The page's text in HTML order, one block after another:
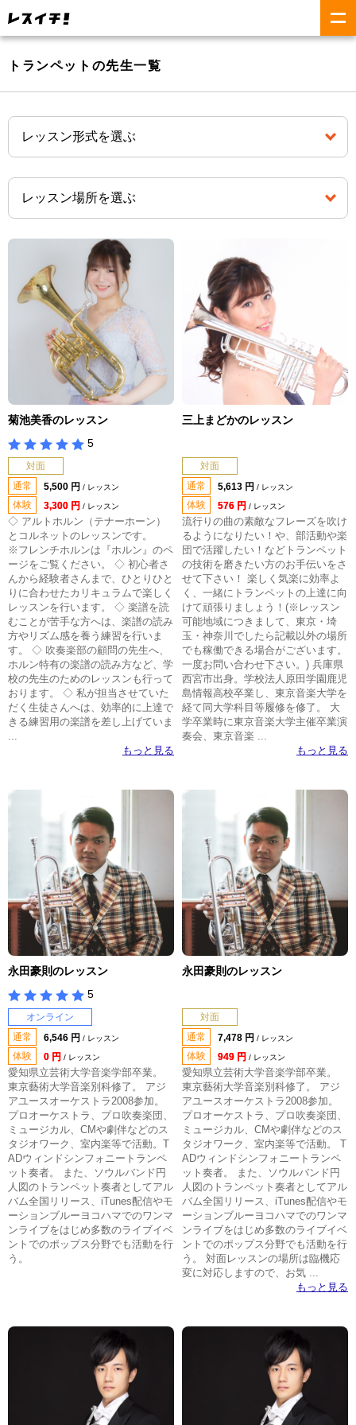
トランペットの先生一覧
菊池美香のレッスン
5
対面
通常
5,500 円 / レッスン
体験 3,300 円 / レッスン
◇ アルトホルン（テナーホーン）
とコルネットのレッスンです。
※フレンチホルンは『ホルン』のペ
ージをご覧ください。 ◇ 初心者さ
んから経験者さんまで、ひとりひと
りに合わせたカリキュラムで楽しく
レッスンを行います。 ◇ 楽譜を読
むことが苦手な方へは、楽譜の読み
方やリズム感を養う練習を行いま
す。 ◇ 吹奏楽部の顧問の先生へ、
ホルン特有の楽譜の読み方など、学
校の先生のためのレッスンも行って
おります。 ◇ 私が担当させていた
だく生徒さんへは、効率的に上達で
きる練習用の楽譜を差し上げていま
...
もっと見る
三上まどかのレッスン
対面
通常
5,613 円 / レッスン
体験 576 円 / レッスン
流行りの曲の素敵なフレーズを吹け
るようになりたい！や、部活動や楽
団で活躍したい！などトランペット
の技術を磨きたい方のお手伝いをさ
せて下さい！ 楽しく気楽に効率よ
く、一緒にトランペットの上達に向
けて頑張りましょう！(※レッスン
可能地域につきまして、東京・埼
玉・神奈川でしたら記載以外の場所
でも稼働できる場合がございます。
一度お問い合わせ下さい。) 兵庫県
⻄宮市出身。学校法人原田学園鹿児
島情報高校卒業し、東京音楽大学を
経て同大学科目等履修を修了。 大
学卒業時に東京音楽大学主催卒業演
奏会、東京音楽 ...
もっと見る
永田豪則のレッスン
5
オンライン
通常
6,546 円 / レッスン
体験 0 円 / レッスン
愛知県立芸術大学音楽学部卒業。
東京藝術大学音楽別科修了。 アジ
アユースオーケストラ2008参加。
プロオーケストラ、プロ吹奏楽団、
ミュージカル、CMや劇伴などのス
タジオワーク、室内楽等で活動。T
ADウィンドシンフォニートランペ
ット奏者。 また、ソウルバンド円
人図のトランペット奏者としてアル
バム全国リリース、iTunes配信やモ
ーションブルーヨコハマでのワンマ
ンライブをはじめ多数のライブイベ
ントでのポップス分野でも活動を行
う。
永田豪則のレッスン
対面
通常
7,478 円 / レッスン
体験 949 円 / レッスン
愛知県立芸術大学音楽学部卒業。
東京藝術大学音楽別科修了。 アジ
アユースオーケストラ2008参加。
プロオーケストラ、プロ吹奏楽団、
ミュージカル、CMや劇伴などのス
タジオワーク、室内楽等で活動。 T
ADウィンドシンフォニートランペ
ット奏者。 また、ソウルバンド円
人図のトランペット奏者としてアル
バム全国リリース、iTunes配信やモ
ーションブルーヨコハマでのワンマ
ンライブをはじめ多数のライブイベ
ントでのポップス分野でも活動を行
う。 対面レッスンの場所は臨機応
変に対応しますので、お気 ...
もっと見る